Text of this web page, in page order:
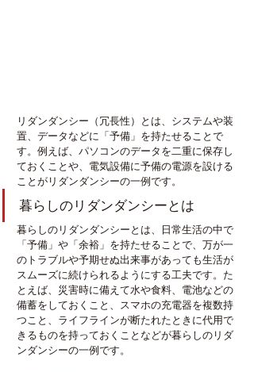
リダンダンシー（冗長性）とは、システムや装
置、データなどに「予備」を持たせることで
す。例えば、パソコンのデータを二重に保存し
ておくことや、電気設備に予備の電源を設ける
ことがリダンダンシーの一例です。
暮らしのリダンダンシーとは
暮らしのリダンダンシーとは、日常生活の中で
「予備」や「余裕」を持たせることで、万が一
のトラブルや予期せぬ出来事があっても生活が
スムーズに続けられるようにする工夫です。た
とえば、災害時に備えて水や食料、電池などの
備蓄をしておくこと、スマホの充電器を複数持
つこと、ライフラインが断たれたときに代用で
きるものを持っておくことなどが暮らしのリダ
ンダンシーの一例です。